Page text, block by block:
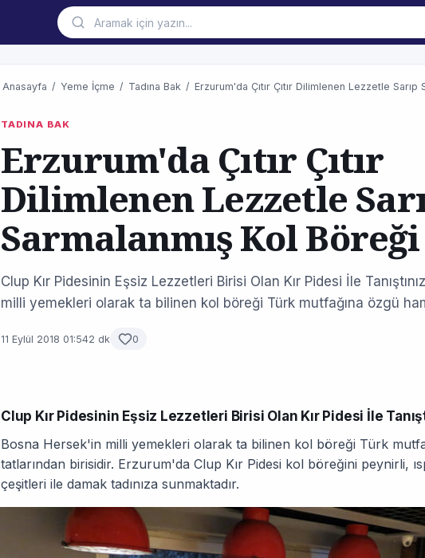
Anasayfa / Yeme İçme / Tadına Bak / Erzurum'da Çıtır Çıtır Dilimlenen Lezzetle Sarıp
TADINA BAK
Erzurum'da Çıtır Çıtır
Dilimlenen Lezzetle
Sarmalanmış Kol Böreği
Clup Kır Pidesinin Eşsiz Lezzetleri Birisi Olan Kır Pidesi İle
milli yemekleri olarak ta bilinen kol böreği Türk mutfağına özgü
11 Eylül 2018 01:542 dk 0
Clup Kır Pidesinin Eşsiz Lezzetleri Birisi Olan Kır Pidesi İle
Bosna Hersek'in milli yemekleri olarak ta bilinen kol böreği Türk
tatlarından birisidir. Erzurum'da Clup Kır Pidesi kol böreğini peynirli,
çeşitleri ile damak tadınıza sunmaktadır.